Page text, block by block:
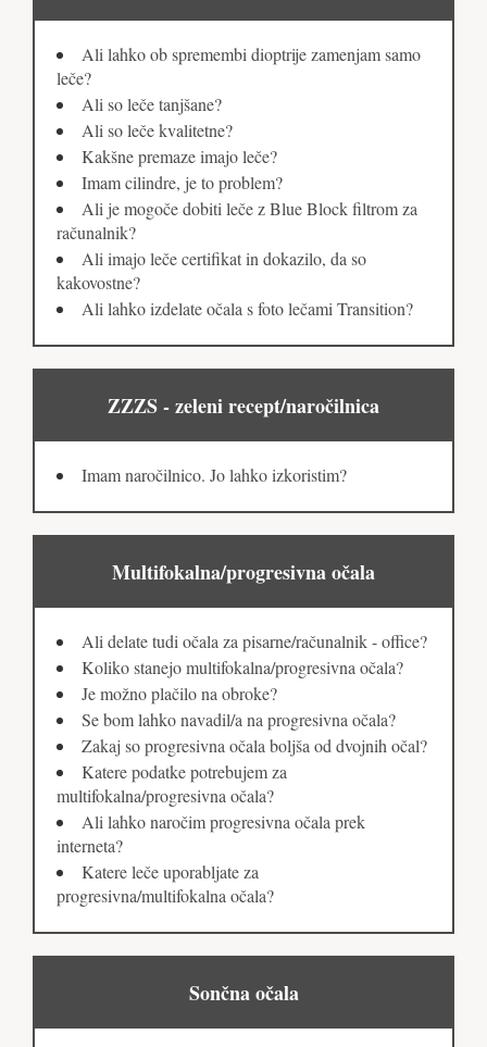
Ali lahko ob spremembi dioptrije zamenjam samo
leče?
Ali so leče tanjšane?
Ali so leče kvalitetne?
Kakšne premaze imajo leče?
Imam cilindre, je to problem?
Ali je mogoče dobiti leče z Blue Block filtrom za
računalnik?
Ali imajo leče certifikat in dokazilo, da so
kakovostne?
Ali lahko izdelate očala s foto lečami Transition?
ZZZS - zeleni recept/naročilnica
Imam naročilnico. Jo lahko izkoristim?
Multifokalna/progresivna očala
Ali delate tudi očala za pisarne/računalnik - office?
Koliko stanejo multifokalna/progresivna očala?
Je možno plačilo na obroke?
Se bom lahko navadil/a na progresivna očala?
Zakaj so progresivna očala boljša od dvojnih očal?
Katere podatke potrebujem za
multifokalna/progresivna očala?
Ali lahko naročim progresivna očala prek
interneta?
Katere leče uporabljate za
progresivna/multifokalna očala?
Sončna očala